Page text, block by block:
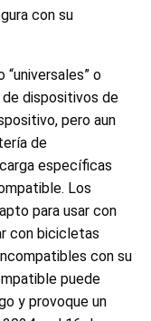
con su
o
dispositivos de
pero aun
de
específicas
Los
para usar con
con bicicletas
con su
puede
y provoque un